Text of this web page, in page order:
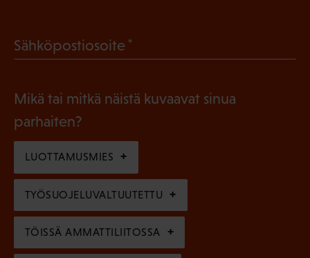
l
n
e
)
k
l
i
n
e
n
)
Sähköpostiosoite
l
i
n
e
Mikä tai mitkä näistä kuvaavat sinua
parhaiten?
LUOTTAMUSMIES
TYÖSUOJELUVALTUUTETTU
TÖISSÄ AMMATTILIITOSSA